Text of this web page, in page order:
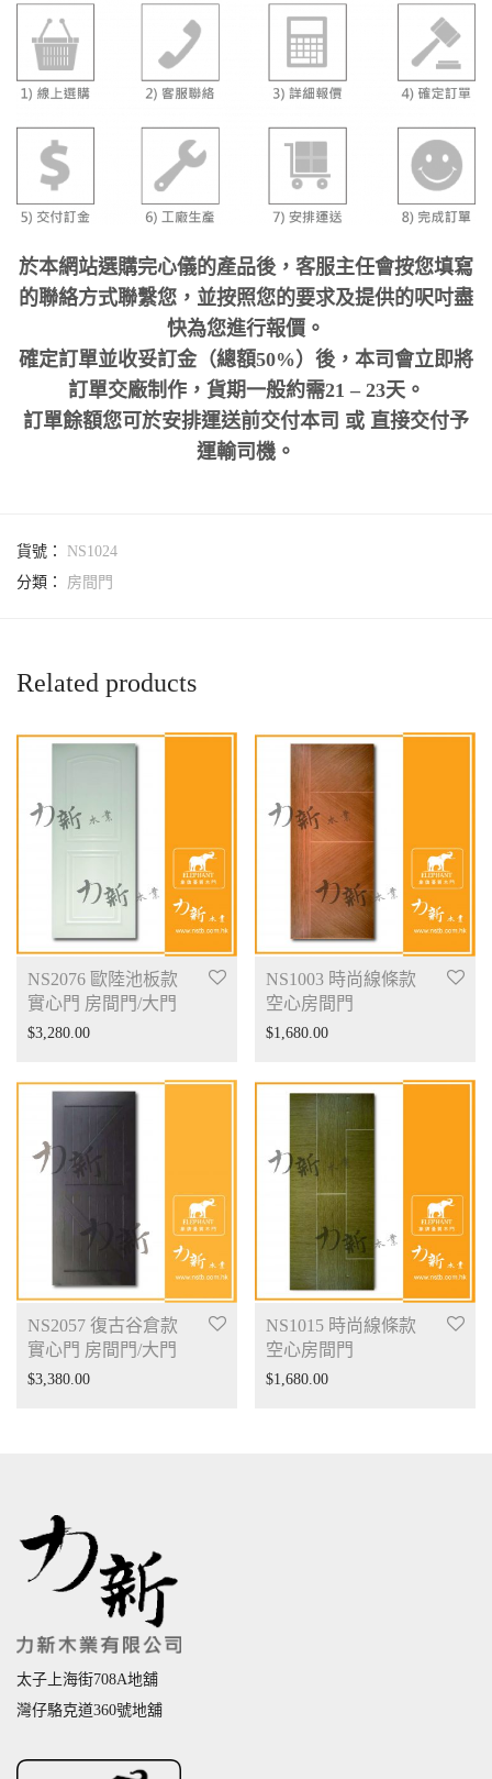
於本網站選購完心儀的產品後，客服主任會按您填寫
的聯絡方式聯繫您，並按照您的要求及提供的呎吋盡
快為您進行報價。
確定訂單並收妥訂金（總額50%）後，本司會立即將
訂單交廠制作，貨期一般約需21 – 23天。
訂單餘額您可於安排運送前交付本司 或 直接交付予
運輸司機。
貨號： NS1024
分類： 房間門
Related products
NS2076 歐陸池板款
實心門 房間門/大門
$3,280.00
NS1003 時尚線條款
空心房間門
$1,680.00
NS2057 復古谷倉款
實心門 房間門/大門
$3,380.00
NS1015 時尚線條款
空心房間門
$1,680.00
太子上海街708A地舖
灣仔駱克道360號地舖